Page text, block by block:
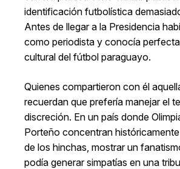
identificación futbolística
Antes de llegar a la Presidencia
como periodista y conocía
cultural del fútbol paraguayo.
Quienes compartieron con él
recuerdan que prefería manejar el
discreción. En un país donde
Porteño concentran
de los hinchas, mostrar un
podía generar simpatías en una